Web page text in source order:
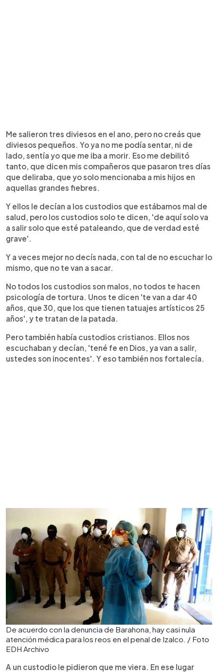
Me salieron tres diviesos en el ano, pero no creás que
diviesos pequeños. Yo ya no me podía sentar, ni de
lado, sentía yo que me iba a morir. Eso me debilitó
tanto, que dicen mis compañeros que pasaron tres días
que deliraba, que yo solo mencionaba a mis hijos en
aquellas grandes fiebres.
Y ellos le decían a los custodios que estábamos mal de
salud, pero los custodios solo te dicen, 'de aquí solo va
a salir solo que esté pataleando, que de verdad esté
grave'.
Y a veces mejor no decís nada, con tal de no escuchar lo
mismo, que no te van a sacar.
No todos los custodios son malos, no todos te hacen
psicología de tortura. Unos te dicen 'te van a dar 40
años, que 30, que los que tienen tatuajes artísticos 25
años', y te tratan de la patada.
Pero también había custodios cristianos. Ellos nos
escuchaban y decían, 'tené fe en Dios, ya van a salir,
ustedes son inocentes'. Y eso también nos fortalecía.
De acuerdo con la denuncia de Barahona, hay casi nula
atención médica para los reos en el penal de Izalco. / Foto
EDH Archivo
A un custodio le pidieron que me viera. En ese lugar